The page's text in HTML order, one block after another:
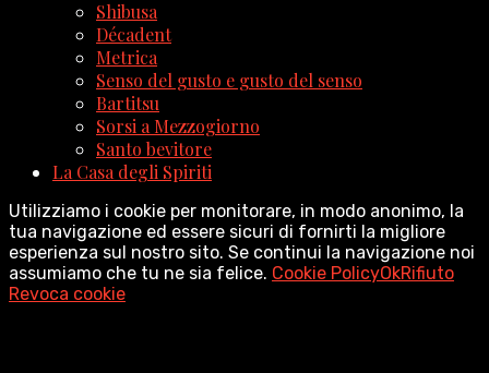
Shibusa
Décadent
Metrica
Senso del gusto e gusto del senso
Bartitsu
Sorsi a Mezzogiorno
Santo bevitore
La Casa degli Spiriti
Utilizziamo i cookie per monitorare, in modo anonimo, la
tua navigazione ed essere sicuri di fornirti la migliore
esperienza sul nostro sito. Se continui la navigazione noi
assumiamo che tu ne sia felice. Cookie PolicyOkRifiuto
Revoca cookie